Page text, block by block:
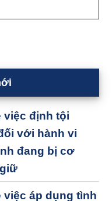
việc định tội
với hành vi
đang bị cơ
việc áp dụng tình